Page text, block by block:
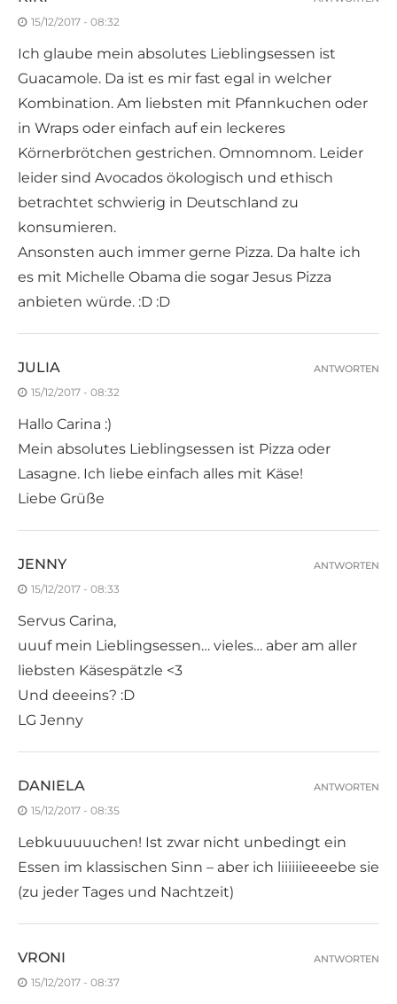
15/12/2017 - 08:32
Ich glaube mein absolutes Lieblingsessen ist
Guacamole. Da ist es mir fast egal in welcher
Kombination. Am liebsten mit Pfannkuchen oder
in Wraps oder einfach auf ein leckeres
Körnerbrötchen gestrichen. Omnomnom. Leider
leider sind Avocados ökologisch und ethisch
betrachtet schwierig in Deutschland zu
konsumieren.
Ansonsten auch immer gerne Pizza. Da halte ich
es mit Michelle Obama die sogar Jesus Pizza
anbieten würde. :D :D
JULIA
15/12/2017 - 08:32
Hallo Carina :)
Mein absolutes Lieblingsessen ist Pizza oder
Lasagne. Ich liebe einfach alles mit Käse!
Liebe Grüße
ANTWORTEN
JENNY
15/12/2017 - 08:33
Servus Carina,
uuuf mein Lieblingsessen… vieles… aber am aller
liebsten Käsespätzle <3
Und deeeins? :D
LG Jenny
ANTWORTEN
DANIELA
15/12/2017 - 08:35
Lebkuuuuuchen! Ist zwar nicht unbedingt ein
Essen im klassischen Sinn – aber ich liiiiiieeeebe sie
(zu jeder Tages und Nachtzeit)
ANTWORTEN
VRONI
15/12/2017 - 08:37
ANTWORTEN